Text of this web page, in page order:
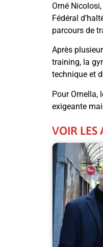
Orné
Fédéral
parcours de
Après
training, la
technique et
Pour Ornella,
exigeante
VOIR LES